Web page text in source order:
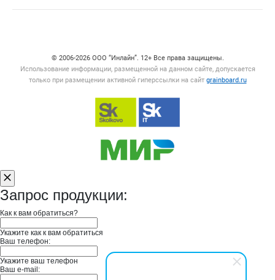
© 2006‑2026 ООО “Инлайн”. 12+ Все права защищены.
Использование информации, размещенной на данном сайте, допускается
только при размещении активной гиперссылки на сайт grainboard.ru
Запрос продукции:
Как к вам обратиться?
Укажите как к вам обратиться
Ваш телефон:
Укажите ваш телефон
Ваш e-mail: